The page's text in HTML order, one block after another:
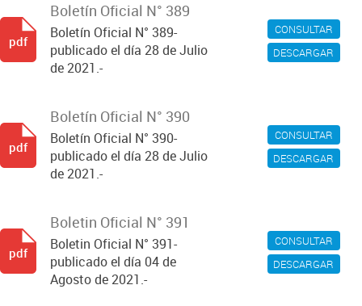
CONSULTAR
DESCARGAR
Boletín Oficial N° 389
Boletín Oficial N° 389-
publicado el día 28 de Julio
de 2021.-
pdf
CONSULTAR
DESCARGAR
Boletín Oficial N° 390
Boletín Oficial N° 390-
publicado el día 28 de Julio
de 2021.-
pdf
CONSULTAR
DESCARGAR
Boletin Oficial N° 391
Boletin Oficial N° 391-
publicado el día 04 de
Agosto de 2021.-
pdf